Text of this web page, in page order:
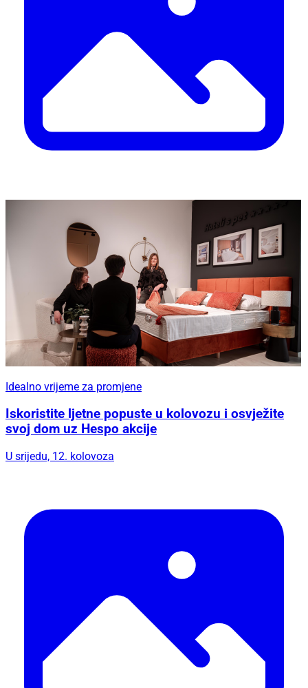
Idealno vrijeme za promjene
Iskoristite ljetne popuste u kolovozu i osvježite
svoj dom uz Hespo akcije
U srijedu, 12. kolovoza